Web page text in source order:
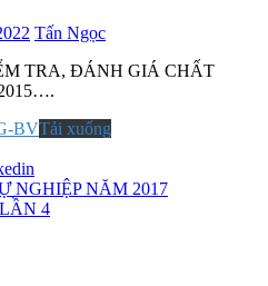
Tấn Ngọc
TRA, ĐÁNH GIÁ CHẤT
BVTải xuống
NGHIỆP NĂM 2017
4